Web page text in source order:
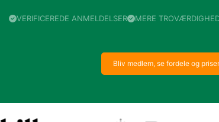
VERIFICEREDE ANMELDELSER MERE
Bliv medlem, se fordele og priser